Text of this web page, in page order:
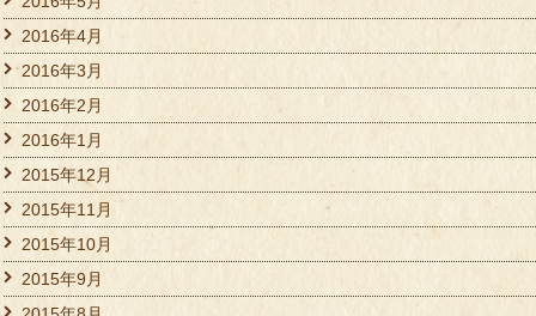
2016年4月
2016年3月
2016年2月
2016年1月
2015年12月
2015年11月
2015年10月
2015年9月